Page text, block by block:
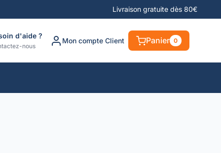
Livraison gratuite dès 80€
d'aide ?
nous
Mon compte Client Panier 0